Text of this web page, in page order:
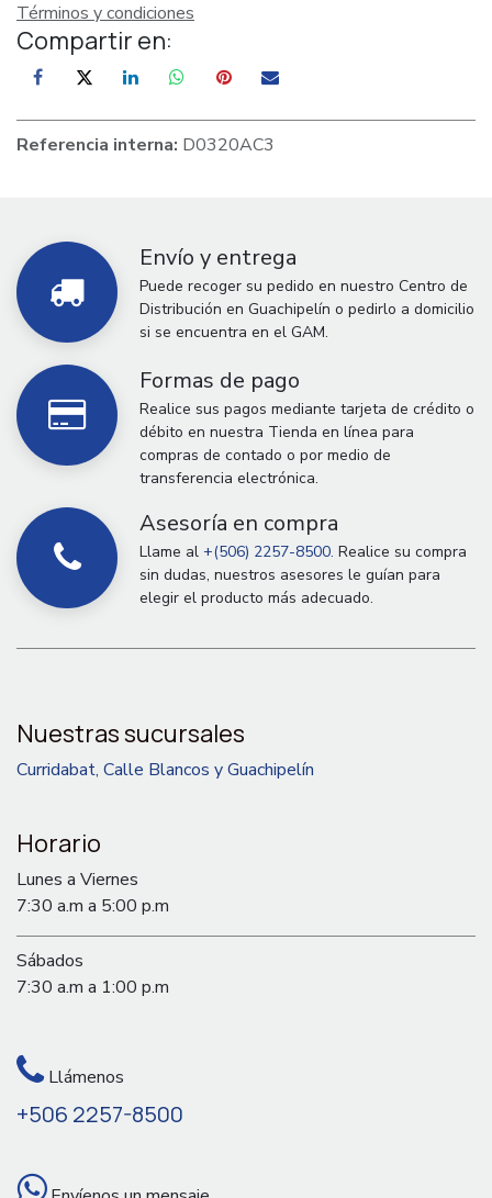
Términos y condiciones
Compartir en:
Referencia interna: D0320AC3
Envío y entrega
Puede recoger su pedido en nuestro Centro de
Distribución en Guachipelín o pedirlo a domicilio
si se encuentra en el GAM.
Formas de pago
Realice sus pagos mediante tarjeta de crédito o
débito en nuestra Tienda en línea para
compras de contado o por medio de
transferencia electrónica.
Asesoría en compra
Llame al +(506) 2257-8500. Realice su compra
sin dudas, nuestros asesores le guían para
elegir el producto más adecuado.
Nuestras sucursales
Curridabat, Calle Blancos y Guachipelín
Horario
Lunes a Viernes
7:30 a.m a 5:00 p.m
Sábados
7:30 a.m a 1:00 p.m
Llámenos
+506 2257-8500